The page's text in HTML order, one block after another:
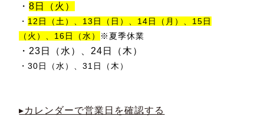
・8日（火）
・ 12日（土）、13日（日）、14日（月）、15日
（火）、16日（水） ※夏季休業
・23日（水）、24日（木）
・30日（水）、31日（木）
▸カレンダーで営業日を確認する